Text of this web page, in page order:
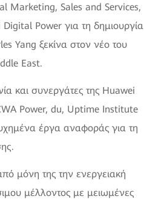
Marketing, Sales and Services,
Power για τη δημιουργία
Yang ξεκίνα στον νέο του
East.
και συνεργάτες της Huawei
Power, du, Uptime Institute
έργα αναφοράς για τη
μόνη της την ενεργειακή
μέλλοντος με μειωμένες